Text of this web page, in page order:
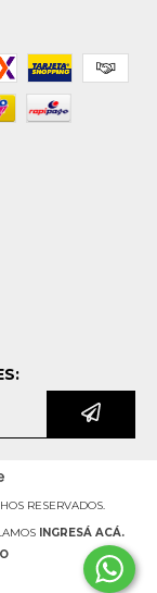
RESERVADOS.
INGRESÁ ACÁ.